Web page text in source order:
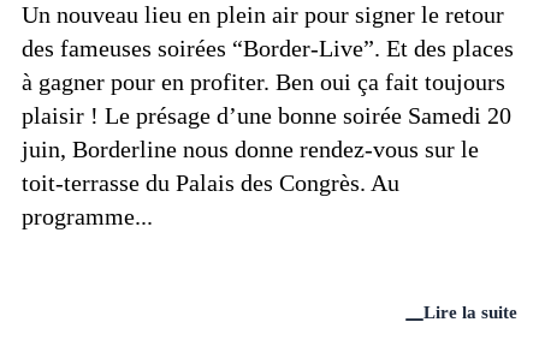
Un nouveau lieu en plein air pour signer le retour
des fameuses soirées “Border-Live”. Et des places
à gagner pour en profiter. Ben oui ça fait toujours
plaisir ! Le présage d’une bonne soirée Samedi 20
juin, Borderline nous donne rendez-vous sur le
toit-terrasse du Palais des Congrès. Au
programme...
Lire la suite